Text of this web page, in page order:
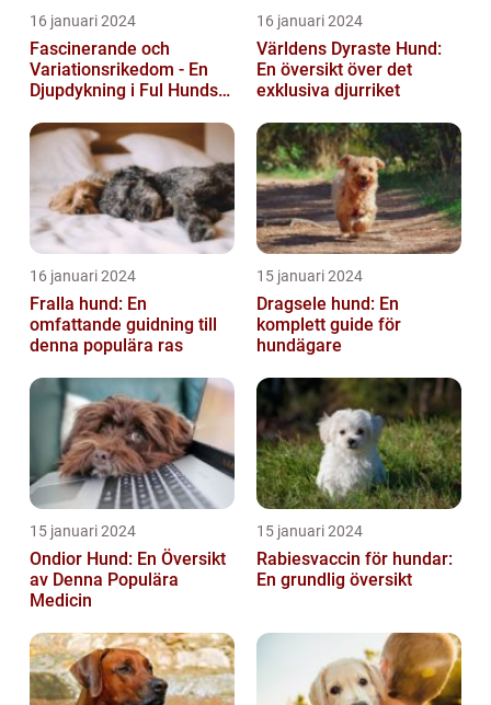
16 januari 2024
Fascinerande och
Variationsrikedom - En
Djupdykning i Ful Hunds
16 januari 2024
Världens Dyraste Hund:
En översikt över det
exklusiva djurriket
16 januari 2024
Fralla hund: En
omfattande guidning till
denna populära ras
15 januari 2024
Dragsele hund: En
komplett guide för
hundägare
15 januari 2024
Ondior Hund: En Översikt
av Denna Populära
Medicin
15 januari 2024
Rabiesvaccin för hundar:
En grundlig översikt